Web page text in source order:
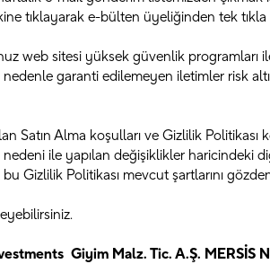
tıklayarak e-bülten üyeliğinden tek
web sitesi yüksek güvenlik
nedenle garanti edilemeyen iletimler risk
Satın Alma koşulları ve Gizlilik Politikası
ile yapılan değişiklikler haricindeki
Gizlilik Politikası mevcut şartlarını
Giyim Malz. Tic. A.Ş.